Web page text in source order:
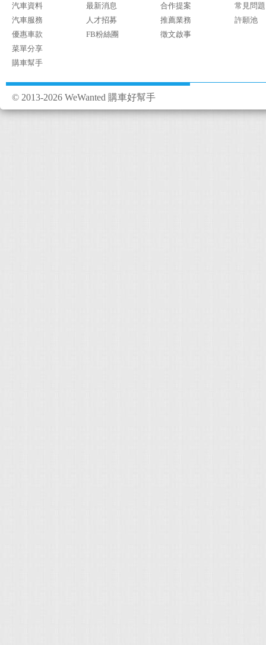
汽車資料
汽車服務
優惠車款
菜單分享
購車幫手
最新消息
人才招募
FB粉絲團
合作提案
推薦業務
徵文啟事
常見問題
許願池
© 2013-2026 WeWanted 購車好幫手